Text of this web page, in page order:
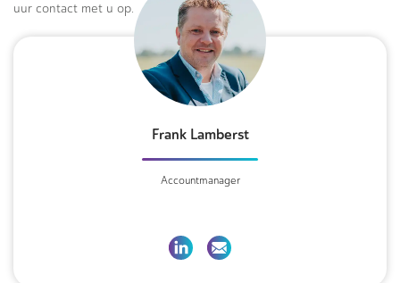
uur contact met u op.
Frank Lamberst
Accountmanager